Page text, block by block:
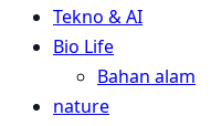
Tekno & AI
Bio Life
Bahan alam
nature